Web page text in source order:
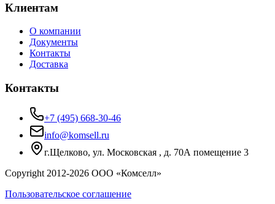
Клиентам
О компании
Документы
Контакты
Доставка
Контакты
+7 (495) 668-30-46
info@komsell.ru
г.Щелково, ул. Московская , д. 70А помещение 3
Copyright 2012-2026 ООО «Комселл»
Пользовательское соглашение